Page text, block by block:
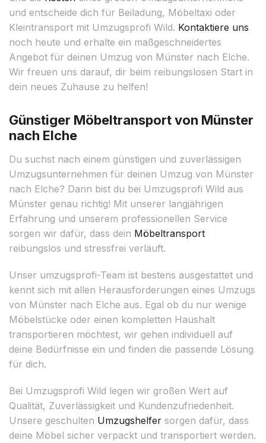
und entscheide dich für Beiladung, Möbeltaxi oder
Kleintransport mit Umzugsprofi Wild. Kontaktiere uns
noch heute und erhalte ein maßgeschneidertes
Angebot für deinen Umzug von Münster nach Elche.
Wir freuen uns darauf, dir beim reibungslosen Start in
dein neues Zuhause zu helfen!
Günstiger Möbeltransport von Münster
nach Elche
Du suchst nach einem günstigen und zuverlässigen
Umzugsunternehmen für deinen Umzug von Münster
nach Elche? Dann bist du bei Umzugsprofi Wild aus
Münster genau richtig! Mit unserer langjährigen
Erfahrung und unserem professionellen Service
sorgen wir dafür, dass dein Möbeltransport
reibungslos und stressfrei verläuft.
Unser umzugsprofi-Team ist bestens ausgestattet und
kennt sich mit allen Herausforderungen eines Umzugs
von Münster nach Elche aus. Egal ob du nur wenige
Möbelstücke oder einen kompletten Haushalt
transportieren möchtest, wir gehen individuell auf
deine Bedürfnisse ein und finden die passende Lösung
für dich.
Bei Umzugsprofi Wild legen wir großen Wert auf
Qualität, Zuverlässigkeit und Kundenzufriedenheit.
Unsere geschulten Umzugshelfer sorgen dafür, dass
deine Möbel sicher verpackt und transportiert werden.